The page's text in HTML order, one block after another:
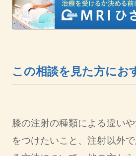
この相談を見た方にお
膝の注射の種類による違い
をつけたいこと、注射以外